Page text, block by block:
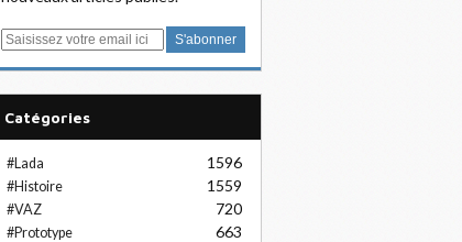
E
Catégories
#Lada 1596
#Histoire 1559
#VAZ 720
#Prototype 663